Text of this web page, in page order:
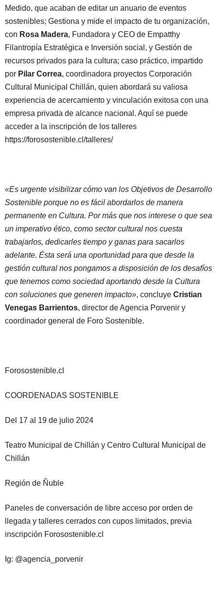
Medido, que acaban de editar un anuario de eventos
sostenibles; Gestiona y mide el impacto de tu organización,
con Rosa Madera, Fundadora y CEO de Empatthy
Filantropía Estratégica e Inversión social, y Gestión de
recursos privados para la cultura; caso práctico, impartido
por Pilar Correa, coordinadora proyectos Corporación
Cultural Municipal Chillán, quien abordará su valiosa
experiencia de acercamiento y vinculación exitosa con una
empresa privada de alcance nacional. Aquí se puede
acceder a la inscripción de los talleres
https://forosostenible.cl/talleres/
«Es urgente visibilizar cómo van los Objetivos de Desarrollo
Sostenible porque no es fácil abordarlos de manera
permanente en Cultura. Por más que nos interese o que sea
un imperativo ético, como sector cultural nos cuesta
trabajarlos, dedicarles tiempo y ganas para sacarlos
adelante. Ésta será una oportunidad para que desde la
gestión cultural nos pongamos a disposición de los desafíos
que tenemos como sociedad aportando desde la Cultura
con soluciones que generen impacto», concluye Cristian
Venegas Barrientos, director de Agencia Porvenir y
coordinador general de Foro Sostenible.
Forosostenible.cl
COORDENADAS SOSTENIBLE
Del 17 al 19 de julio 2024
Teatro Municipal de Chillán y Centro Cultural Municipal de
Chillán
Región de Ñuble
Paneles de conversación de libre acceso por orden de
llegada y talleres cerrados con cupos limitados, previa
inscripción Forosostenible.cl
Ig: @agencia_porvenir